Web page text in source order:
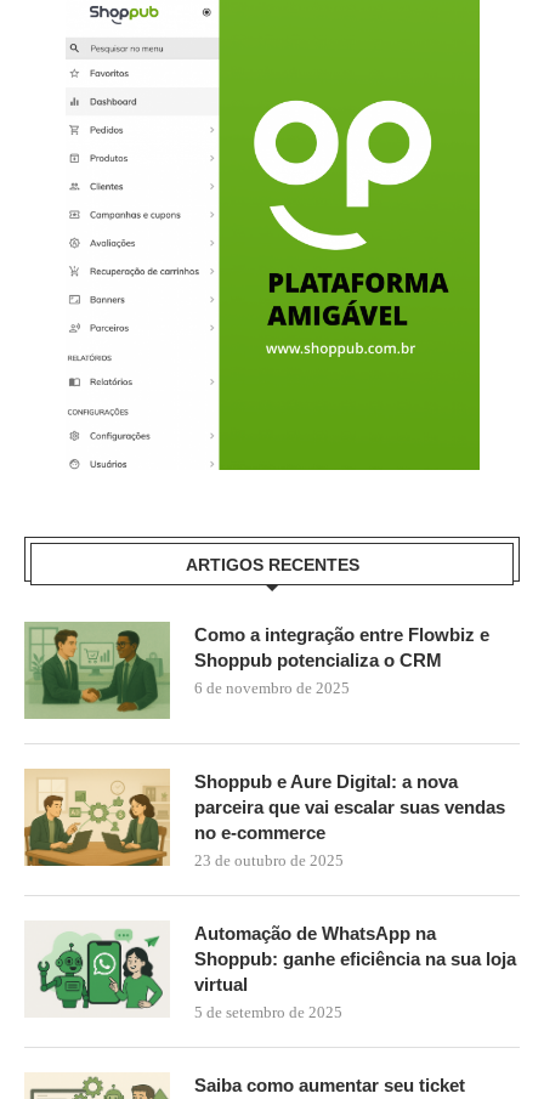
ARTIGOS RECENTES
Como a integração entre Flowbiz e
Shoppub potencializa o CRM
6 de novembro de 2025
Shoppub e Aure Digital: a nova
parceira que vai escalar suas vendas
no e-commerce
23 de outubro de 2025
Automação de WhatsApp na
Shoppub: ganhe eficiência na sua loja
virtual
5 de setembro de 2025
Saiba como aumentar seu ticket